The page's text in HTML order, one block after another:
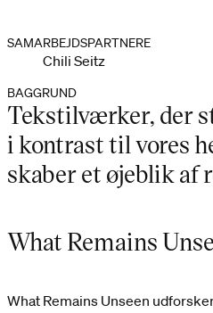
SAMARBEJDSPARTNERE
Chili Seitz
BAGGRUND
Tekstilværker, der
i kontrast til vores
skaber et øjeblik af
What Remains
What Remains Unseen